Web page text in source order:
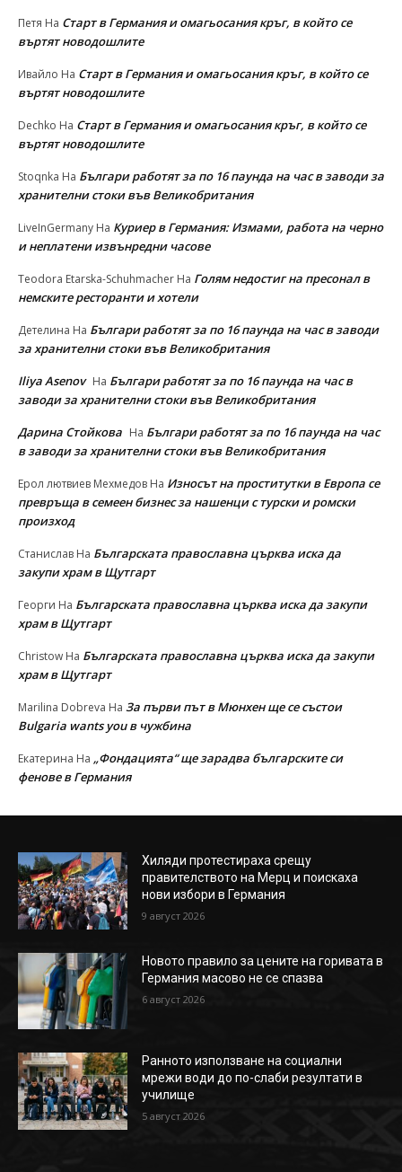
Петя На Старт в Германия и омагьосания кръг, в който се
въртят новодошлите
Ивайло На Старт в Германия и омагьосания кръг, в който се
въртят новодошлите
Dechko На Старт в Германия и омагьосания кръг, в който се
въртят новодошлите
Stoqnka На Българи работят за по 16 паунда на час в заводи за
хранителни стоки във Великобритания
LiveInGermany На Куриер в Германия: Измами, работа на черно
и неплатени извънредни часове
Teodora Etarska-Schuhmacher На Голям недостиг на пресонал в
немските ресторанти и хотели
Детелина На Българи работят за по 16 паунда на час в заводи
за хранителни стоки във Великобритания
Iliya Asenov На Българи работят за по 16 паунда на час в
заводи за хранителни стоки във Великобритания
Дарина Стойкова На Българи работят за по 16 паунда на час
в заводи за хранителни стоки във Великобритания
Ерол лютвиев Мехмедов На Износът на проститутки в Европа се
превръща в семеен бизнес за нашенци с турски и ромски
произход
Станислав На Българската православна църква иска да
закупи храм в Щутгарт
Георги На Българската православна църква иска да закупи
храм в Щутгарт
Christow На Българската православна църква иска да закупи
храм в Щутгарт
Marilina Dobreva На За първи път в Мюнхен ще се състои
Bulgaria wants you в чужбина
Екатерина На „Фондацията“ ще зарадва българските си
фенове в Германия
Хиляди протестираха срещу
правителството на Мерц и поискаха
нови избори в Германия
9 август 2026
Новото правило за цените на горивата в
Германия масово не се спазва
6 август 2026
Ранното използване на социални
мрежи води до по-слаби резултати в
училище
5 август 2026